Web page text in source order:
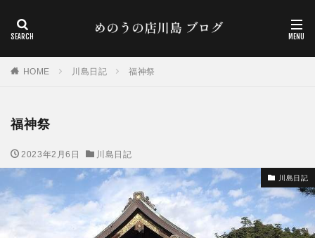
HOME 川島日記 福神祭
福神祭
2023年2月6日 川島日記
川島日記